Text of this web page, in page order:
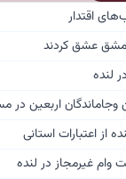
اقتدار
مشق عشق کردند
لنده
وام غیرمجاز در لنده